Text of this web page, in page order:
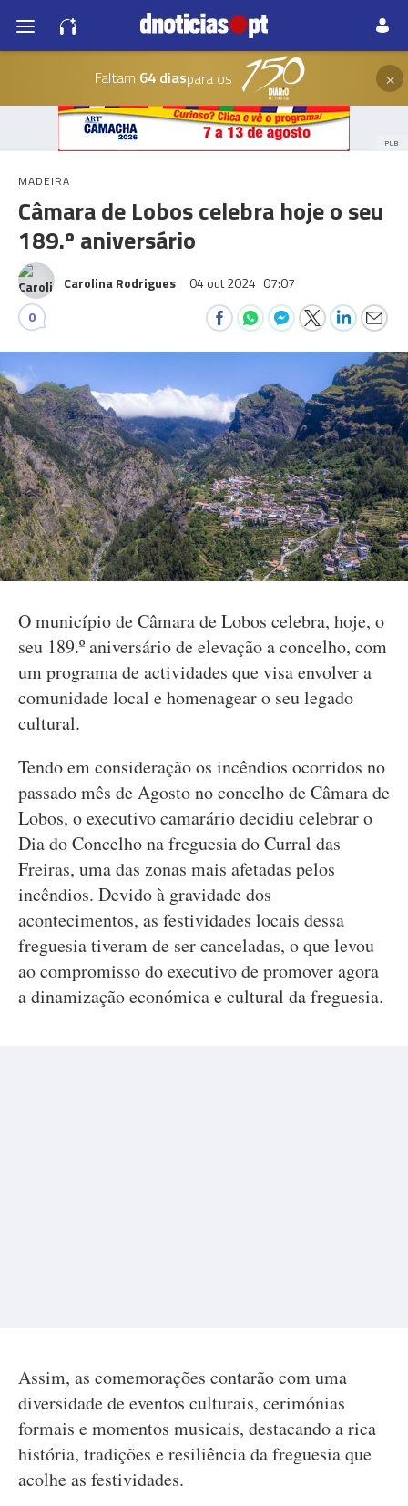
Faltam 64 diaspara os ×
PUB
MADEIRA
Câmara de Lobos celebra hoje o seu
189.º aniversário
Carolina Rodrigues 04 out 2024 07:07
0
O município de Câmara de Lobos celebra, hoje, o
seu 189.º aniversário de elevação a concelho, com
um programa de actividades que visa envolver a
comunidade local e homenagear o seu legado
cultural.
Tendo em consideração os incêndios ocorridos no
passado mês de Agosto no concelho de Câmara de
Lobos, o executivo camarário decidiu celebrar o
Dia do Concelho na freguesia do Curral das
Freiras, uma das zonas mais afetadas pelos
incêndios. Devido à gravidade dos
acontecimentos, as festividades locais dessa
freguesia tiveram de ser canceladas, o que levou
ao compromisso do executivo de promover agora
a dinamização económica e cultural da freguesia.
Assim, as comemorações contarão com uma
diversidade de eventos culturais, cerimónias
formais e momentos musicais, destacando a rica
história, tradições e resiliência da freguesia que
acolhe as festividades.